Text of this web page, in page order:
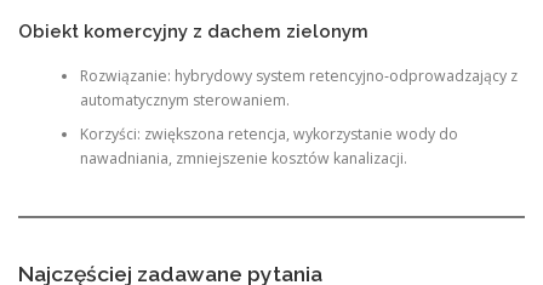
Obiekt komercyjny z dachem zielonym
Rozwiązanie: hybrydowy system retencyjno‑odprowadzający z
automatycznym sterowaniem.
Korzyści: zwiększona retencja, wykorzystanie wody do
nawadniania, zmniejszenie kosztów kanalizacji.
Najczęściej zadawane pytania